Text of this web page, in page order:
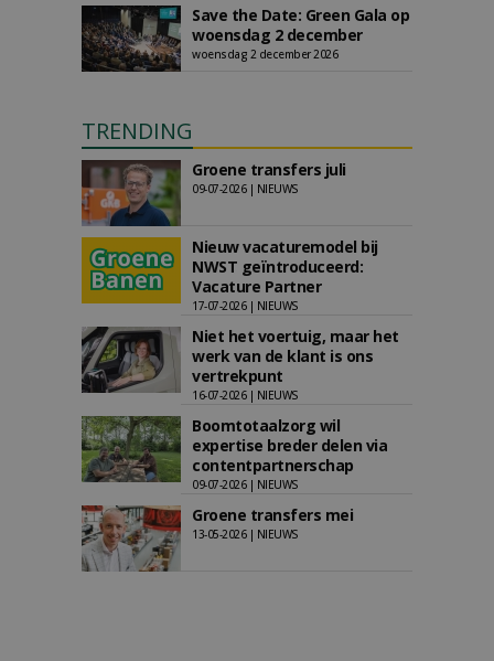
Save the Date: Green Gala op
woensdag 2 december
woensdag 2 december 2026
TRENDING
Groene transfers juli
09-07-2026 | NIEUWS
Nieuw vacaturemodel bij
NWST geïntroduceerd:
Vacature Partner
17-07-2026 | NIEUWS
Niet het voertuig, maar het
werk van de klant is ons
vertrekpunt
16-07-2026 | NIEUWS
Boomtotaalzorg wil
expertise breder delen via
contentpartnerschap
09-07-2026 | NIEUWS
Groene transfers mei
13-05-2026 | NIEUWS